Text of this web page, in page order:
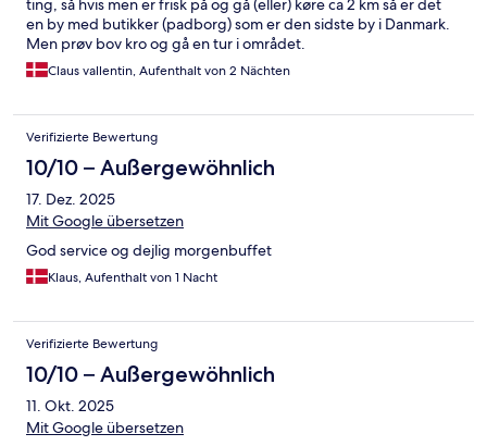
ting, så hvis men er frisk på og gå (eller) køre ca 2 km så er det
en by med butikker (padborg) som er den sidste by i Danmark.
Men prøv bov kro og gå en tur i området.
Claus vallentin, Aufenthalt von 2 Nächten
Verifizierte Bewertung
10/10 – Außergewöhnlich
17. Dez. 2025
Mit Google übersetzen
God service og dejlig morgenbuffet
Klaus, Aufenthalt von 1 Nacht
Verifizierte Bewertung
10/10 – Außergewöhnlich
11. Okt. 2025
Mit Google übersetzen